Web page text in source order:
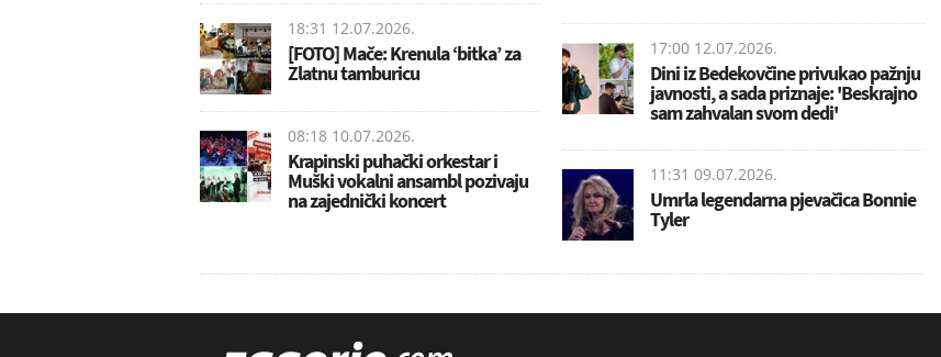
18:31 12.07.2026.
[FOTO] Mače: Krenula ‘bitka’ za
Zlatnu tamburicu
08:18 10.07.2026.
Krapinski puhački orkestar i
Muški vokalni ansambl pozivaju
na zajednički koncert
17:00 12.07.2026.
Dini iz Bedekovčine privukao pažnju
javnosti, a sada priznaje: 'Beskrajno
sam zahvalan svom dedi'
11:31 09.07.2026.
Umrla legendarna pjevačica Bonnie
Tyler